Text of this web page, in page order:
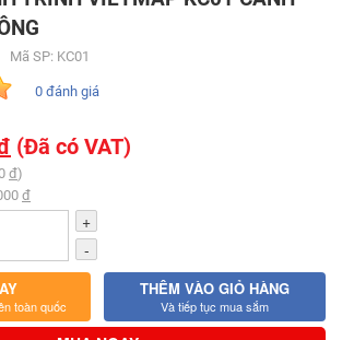
Mã SP: KC01
0 đánh giá
(Đã có VAT)
đ)
đ
+
-
toàn quốc
THÊM VÀO GIỎ HÀNG
Và tiếp tục mua sắm